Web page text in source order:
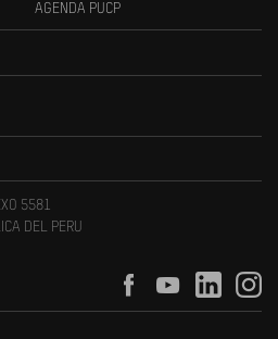
AGENDA PUCP
5581
DEL PERU